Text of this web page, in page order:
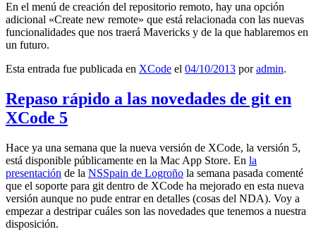
En el menú de creación del repositorio remoto, hay una opción
adicional «Create new remote» que está relacionada con las nuevas
funcionalidades que nos traerá Mavericks y de la que hablaremos en
un futuro.
Esta entrada fue publicada en XCode el 04/10/2013 poradmin.
Repaso rápido a las novedades de git en
XCode 5
Hace ya una semana que la nueva versión de XCode, la versión 5,
está disponible públicamente en la Mac App Store. En la
presentación de la NSSpain de Logroño la semana pasada comenté
que el soporte para git dentro de XCode ha mejorado en esta nueva
versión aunque no pude entrar en detalles (cosas del NDA). Voy a
empezar a destripar cuáles son las novedades que tenemos a nuestra
disposición.